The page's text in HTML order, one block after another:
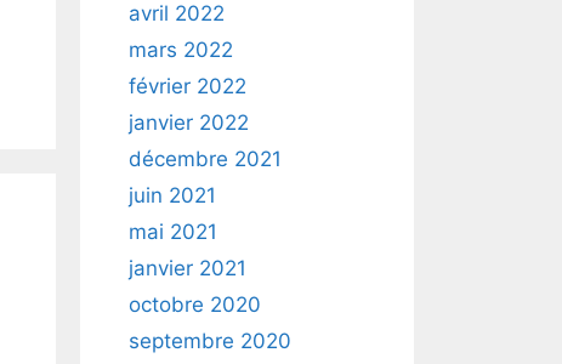
avril 2022
mars 2022
février 2022
janvier 2022
décembre 2021
juin 2021
mai 2021
janvier 2021
octobre 2020
septembre 2020